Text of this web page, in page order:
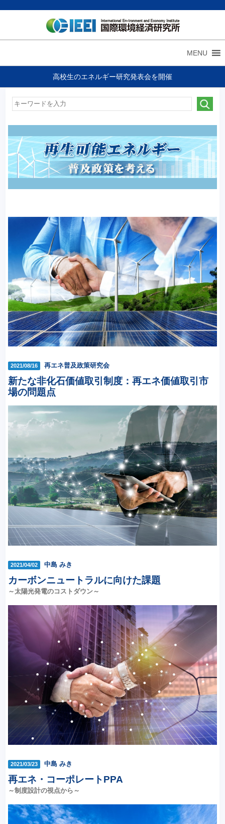
MENU
高校生のエネルギー研究発表会を開催
2021/08/16 再エネ普及政策研究会
新たな非化石価値取引制度：再エネ価値取引市
場の問題点
2021/04/02 中島 みき
カーボンニュートラルに向けた課題
～太陽光発電のコストダウン～
2021/03/23 中島 みき
再エネ・コーポレートPPA
～制度設計の視点から～